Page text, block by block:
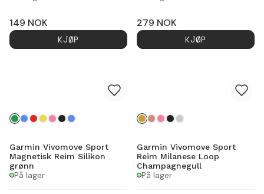
149 NOK
KJØP
279 NOK
KJØP
Garmin Vivomove Sport
Magnetisk Reim Silikon
grønn
På lager
Garmin Vivomove Sport
Reim Milanese Loop
Champagnegull
På lager